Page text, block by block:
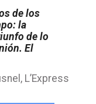
de los
la
de lo
El
L’Express